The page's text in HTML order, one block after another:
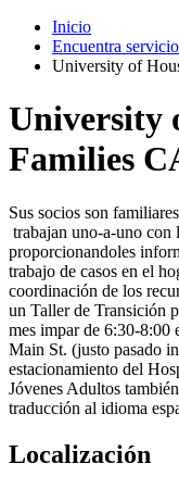
Inicio
Encuentra
University of
University
Families
Sus socios son
trabajan uno-a-uno con
proporcionandoles
trabajo de casos en el
coordinación de los
un Taller de Transición
mes impar de 6:30-8:00
Main St. (justo pasado
estacionamiento del
Jóvenes Adultos
traducción al idioma
Localización